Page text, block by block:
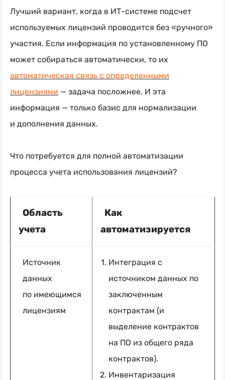
Лучший вариант, когда в ИТ-системе подсчет
используемых лицензий проводится без «ручного»
участия. Если информация по установленному ПО
может собираться автоматически, то их
автоматическая связь с определенными
лицензиями — задача посложнее. И эта
информация — только базис для нормализации
и дополнения данных.
Что потребуется для полной автоматизации
процесса учета использования лицензий?
Область
учета
Как
автоматизируется
Источник
данных
по имеющимся
лицензиям
Интеграция с
источником данных по
заключенным
контрактам (и
выделение контрактов
на ПО из общего ряда
контрактов).
Инвентаризация